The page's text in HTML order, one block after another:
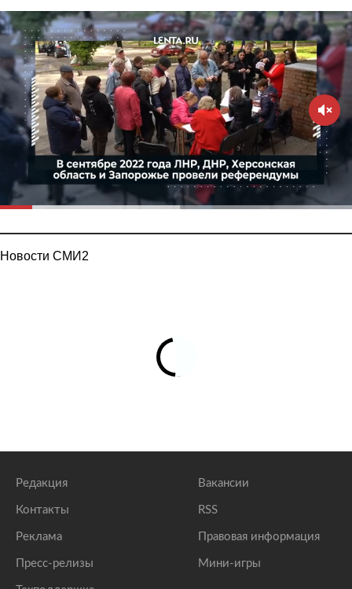
Новости СМИ2
Редакция
Контакты
Реклама
Пресс-релизы
Вакансии
RSS
Правовая информация
Мини-игры